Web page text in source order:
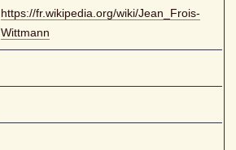
https://fr.wikipedia.org/wiki/Jean_Frois-
Wittmann